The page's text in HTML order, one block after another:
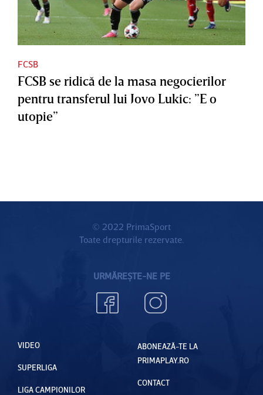
FCSB
FCSB se ridică de la masa negocierilor
pentru transferul lui Jovo Lukic: ”E o
utopie”
© 2022 PrimaSport
Toate drepturile rezervate.
URMĂREȘTE-NE PE
VIDEO
SUPERLIGA
LIGA CAMPIONILOR
ABONEAZĂ-TE LA
PRIMAPLAY.RO
CONTACT